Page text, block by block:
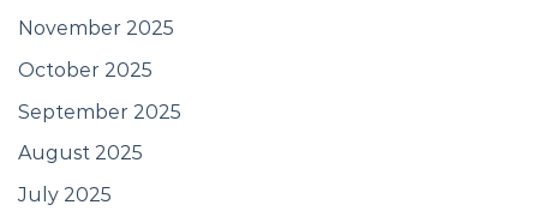
November 2025
October 2025
September 2025
August 2025
July 2025